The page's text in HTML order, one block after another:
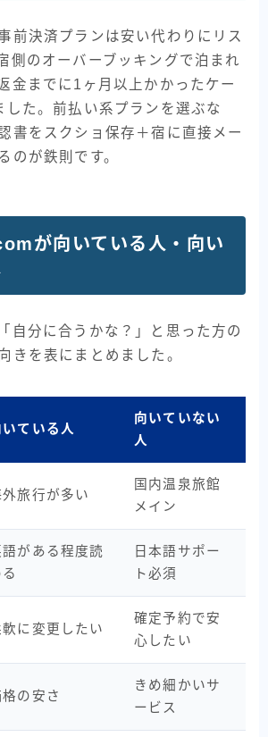
前決済プランは安い代わりにリス
側のオーバーブッキングで泊まれ
金までに1ヶ月以上かかったケー
した。前払い系プランを選ぶな
書をスクショ保存＋宿に直接メー
のが鉄則です。
が向いている人・向い
自分に合うかな？」と思った方の
きを表にまとめました。
いている人
向いていない
人
外旅行が多い
国内温泉旅館
メイン
語がある程度読
日本語サポー
ト必須
軟に変更したい
確定予約で安
心したい
格の安さ
きめ細かいサ
ービス